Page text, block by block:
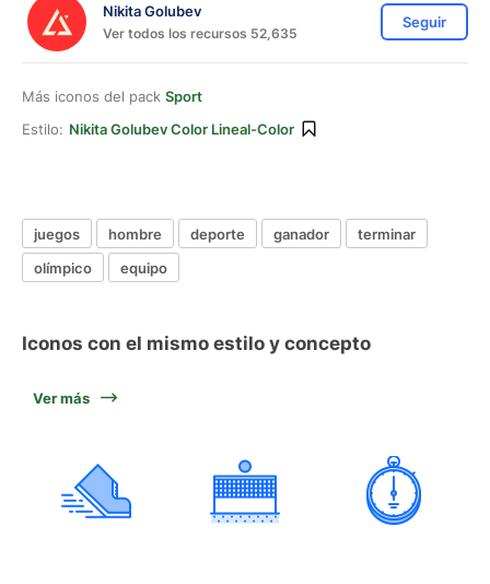
Nikita Golubev
Ver todos los recursos 52,635
Seguir
Más iconos del pack Sport
Estilo: Nikita Golubev Color Lineal-Color
juegos hombre deporte ganador
terminar
olímpico
equipo
Iconos con el mismo estilo y concepto
Ver más